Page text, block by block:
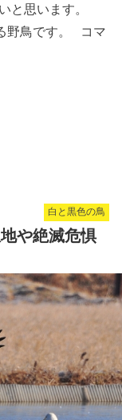
と思います。
野鳥です。 コマ
白と黒色の鳥
や絶滅危惧